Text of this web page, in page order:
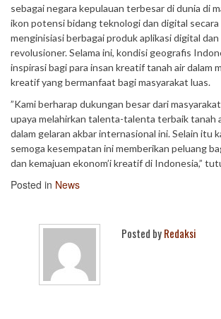
sebagai negara kepulauan terbesar di dunia di
ikon potensi bidang teknologi dan digital
menginisiasi berbagai produk aplikasi digital
revolusioner. Selama ini, kondisi geografis
inspirasi bagi para insan kreatif tanah air dalam
kreatif yang bermanfaat bagi masyarakat luas.
”Kami berharap dukungan besar dari
upaya melahirkan talenta-talenta terbaik tanah
dalam gelaran akbar internasional ini. Selain itu
semoga kesempatan ini memberikan peluang
dan kemajuan ekonom’i kreatif di Indonesia,”
Posted in News
Posted byRedaksi